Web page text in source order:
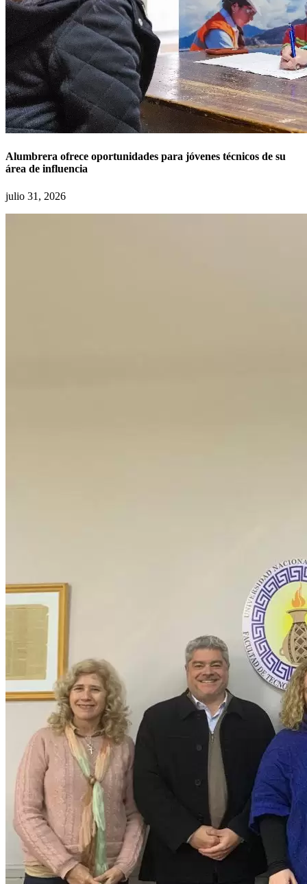
Alumbrera ofrece oportunidades para jóvenes técnicos de su
área de influencia
julio 31, 2026